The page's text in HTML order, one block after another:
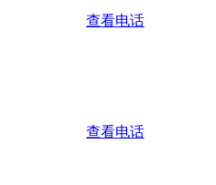
查看电话
查看电话